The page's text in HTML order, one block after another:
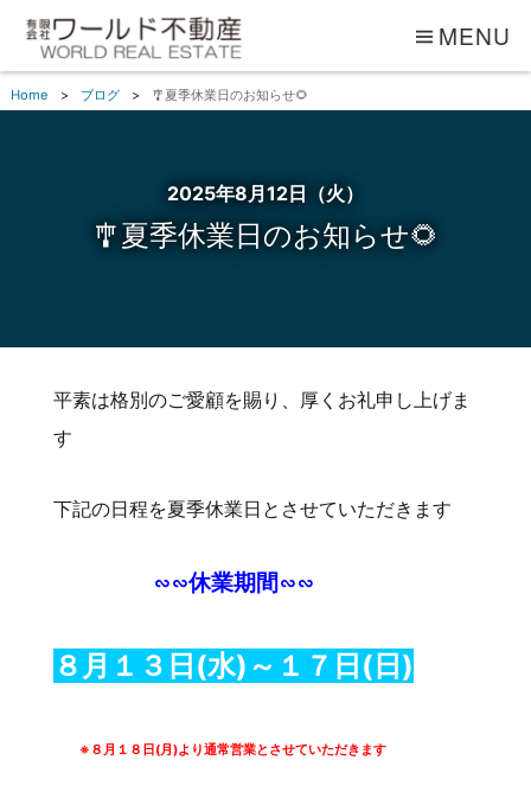
MENU
Home ブログ 🎐夏季休業日のお知らせ🌻
2025年8月12日（火）
🎐夏季休業日のお知らせ🌻
平素は格別のご愛顧を賜り、厚くお礼申し上げま
す
下記の日程を夏季休業日とさせていただきます
∽∽休業期間∽∽
８月１３日(水)～１７日(日)
※８月１８日(月)より通常営業とさせていただきます